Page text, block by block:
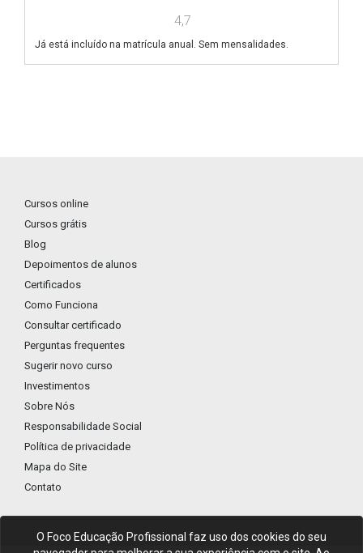
4,7
Já está incluído na matrícula anual. Sem mensalidades.
Cursos online
Cursos grátis
Blog
Depoimentos de alunos
Certificados
Como Funciona
Consultar certificado
Perguntas frequentes
Sugerir novo curso
Investimentos
Sobre Nós
Responsabilidade Social
Política de privacidade
Mapa do Site
Contato
O Foco Educação Profissional faz uso dos cookies do seu